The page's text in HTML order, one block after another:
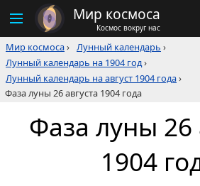
Мир космоса
Космос вокруг нас
Мир космоса› Лунный календарь ›
Лунный календарь на 1904 год›
Лунный календарь на август 1904 года›
Фаза луны 26 августа 1904 года
Фаза луны 26
1904